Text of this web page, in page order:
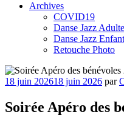
Archives
COVID19
Danse Jazz
Danse Jazz
Retouche Photo
Publié
18 juin 202618 juin 2026 par
Soirée Apéro des